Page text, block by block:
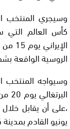
وسيجري المنتخب
كأس العالم التي
الروسية الواقعة
وسيواجه المنتخب
يونيو القادم